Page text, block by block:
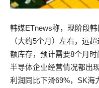
韩媒ETnews称，现阶段
（大约5个月）左右，远
额库存，预计需要8个月
半导体企业经营情况都出
利润同比下滑69%，SK海